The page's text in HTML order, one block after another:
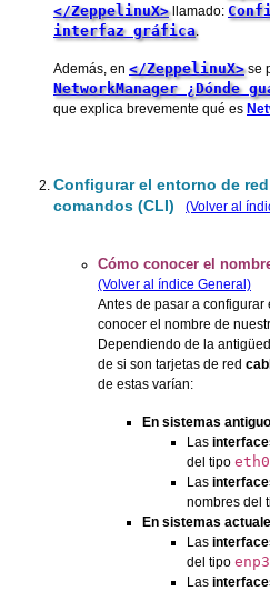
</ZeppelinuX>llamado:
interfaz gráfica.
Además, en </ZeppelinuX>se
NetworkManager ¿Dónde
que explica brevemente qué es
Configurar el entorno de
comandos (CLI)
(Volver al
Cómo conocer el
(Volver al índice General)
Antes de pasar a configurar
conocer el nombre de
Dependiendo de la
de si son tarjetas de red
de estas varían:
En sistemas
Las
del tipo eth0
Las
nombres del
En sistemas
Las
del tipo
Las